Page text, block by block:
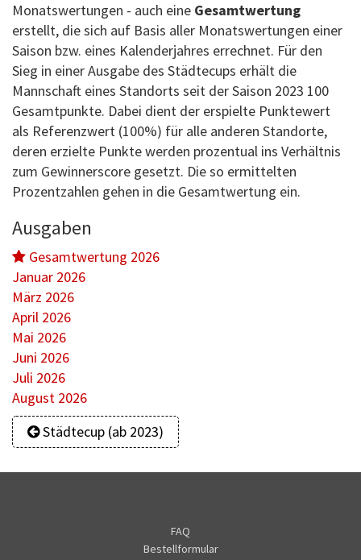
Monatswertungen - auch eine Gesamtwertung
erstellt, die sich auf Basis aller Monatswertungen einer
Saison bzw. eines Kalenderjahres errechnet. Für den
Sieg in einer Ausgabe des Städtecups erhält die
Mannschaft eines Standorts seit der Saison 2023 100
Gesamtpunkte. Dabei dient der erspielte Punktewert
als Referenzwert (100%) für alle anderen Standorte,
deren erzielte Punkte werden prozentual ins Verhältnis
zum Gewinnerscore gesetzt. Die so ermittelten
Prozentzahlen gehen in die Gesamtwertung ein.
Ausgaben
Gesamtwertung 2026
Januar 2026
März 2026
April 2026
Mai 2026
Juni 2026
Juli 2026
August 2026
Städtecup (ab 2023)
FAQ
Bestellformular